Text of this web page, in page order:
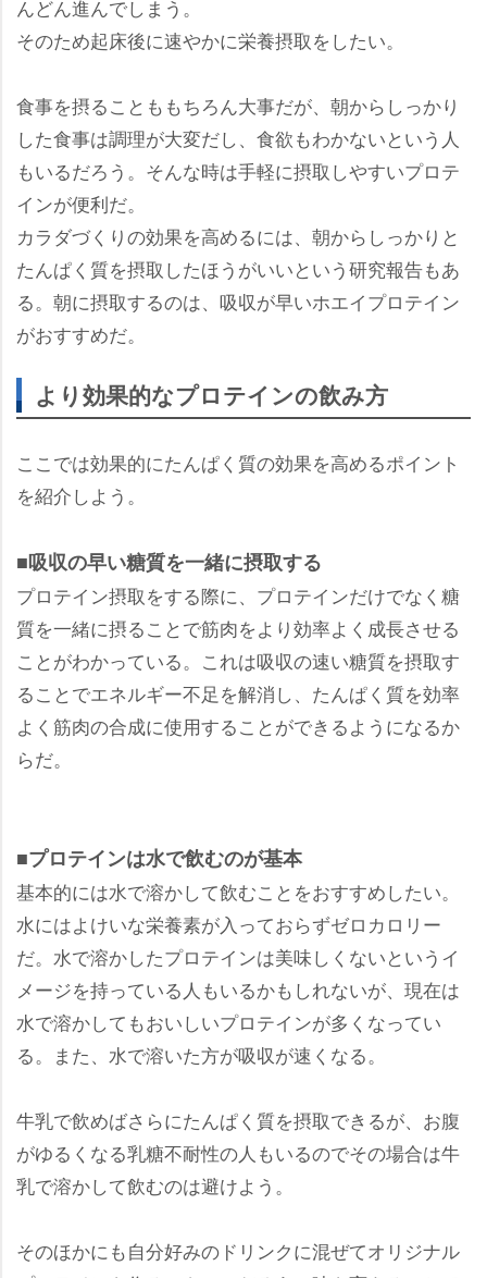
んどん進んでしまう。
そのため起床後に速やかに栄養摂取をしたい。
食事を摂ることももちろん大事だが、朝からしっかり
した食事は調理が大変だし、食欲もわかないという人
もいるだろう。そんな時は手軽に摂取しやすいプロテ
インが便利だ。
カラダづくりの効果を高めるには、朝からしっかりと
たんぱく質を摂取したほうがいいという研究報告もあ
る。朝に摂取するのは、吸収が早いホエイプロテイン
がおすすめだ。
より効果的なプロテインの飲み方
ここでは効果的にたんぱく質の効果を高めるポイント
を紹介しよう。
■吸収の早い糖質を一緒に摂取する
プロテイン摂取をする際に、プロテインだけでなく糖
質を一緒に摂ることで筋肉をより効率よく成長させる
ことがわかっている。これは吸収の速い糖質を摂取す
ることでエネルギー不足を解消し、たんぱく質を効率
よく筋肉の合成に使用することができるようになるか
らだ。
■プロテインは水で飲むのが基本
基本的には水で溶かして飲むことをおすすめしたい。
水にはよけいな栄養素が入っておらずゼロカロリー
だ。水で溶かしたプロテインは美味しくないというイ
メージを持っている人もいるかもしれないが、現在は
水で溶かしてもおいしいプロテインが多くなってい
る。また、水で溶いた方が吸収が速くなる。
牛乳で飲めばさらにたんぱく質を摂取できるが、お腹
がゆるくなる乳糖不耐性の人もいるのでその場合は牛
乳で溶かして飲むのは避けよう。
そのほかにも自分好みのドリンクに混ぜてオリジナル